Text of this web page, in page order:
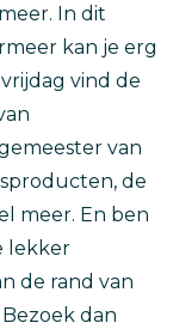
In dit
kan je erg
vind de
van
de
meer. En ben
lekker
de rand van
dan